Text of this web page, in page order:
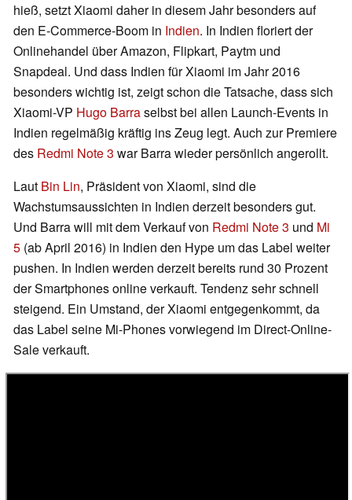
hieß, setzt Xiaomi daher in diesem Jahr besonders auf
den E-Commerce-Boom in Indien. In Indien floriert der
Onlinehandel über Amazon, Flipkart, Paytm und
Snapdeal. Und dass Indien für Xiaomi im Jahr 2016
besonders wichtig ist, zeigt schon die Tatsache, dass sich
Xiaomi-VP Hugo Barraselbst bei allen Launch-Events in
Indien regelmäßig kräftig ins Zeug legt. Auch zur Premiere
des Redmi Note 3 war Barra wieder persönlich angerollt.
Laut Bin Lin, Präsident von Xiaomi, sind die
Wachstumsaussichten in Indien derzeit besonders gut.
Und Barra will mit dem Verkauf von Redmi Note 3 und Mi
5 (ab April 2016) in Indien den Hype um das Label weiter
pushen. In Indien werden derzeit bereits rund 30 Prozent
der Smartphones online verkauft. Tendenz sehr schnell
steigend. Ein Umstand, der Xiaomi entgegenkommt, da
das Label seine Mi-Phones vorwiegend im Direct-Online-
Sale verkauft.